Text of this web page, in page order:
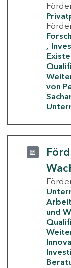
von
und